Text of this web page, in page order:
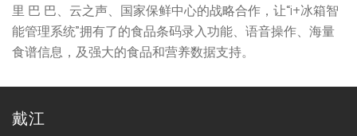
里 巴 巴、云之声、国家保鲜中心的战略合作，让“i+冰箱智
能管理系统”拥有了的食品条码录入功能、语音操作、海量
食谱信息，及强大的食品和营养数据支持。
戴江